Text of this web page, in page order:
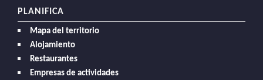
PLANIFICA
Mapa del territorio
Alojamiento
Restaurantes
Empresas de actividades